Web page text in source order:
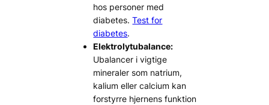
hos personer med
diabetes.Test for
diabetes.
Elektrolytubalance:
Ubalancer i vigtige
mineraler som natrium,
kalium eller calcium kan
forstyrre hjernens funktion